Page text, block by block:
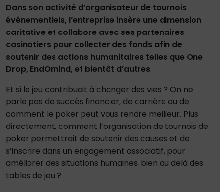
Dans son activité d’organisateur de tournois
événementiels, l’entreprise insère une dimension
caritative et collabore avec ses partenaires
casinotiers pour collecter des fonds afin de
soutenir des actions humanitaires telles que One
Drop, EndOmind, et bientôt d’autres.
Et si le jeu contribuait à changer des vies ? On ne
parle pas de succès financier, de carrière ou de
comment le poker peut vous rendre meilleur. Plus
directement, comment l’organisation de tournois de
poker permettrait de soutenir des causes et de
s’inscrire dans un engagement associatif, pour
améliorer des situations humaines, bien au delà des
tables de jeu ?